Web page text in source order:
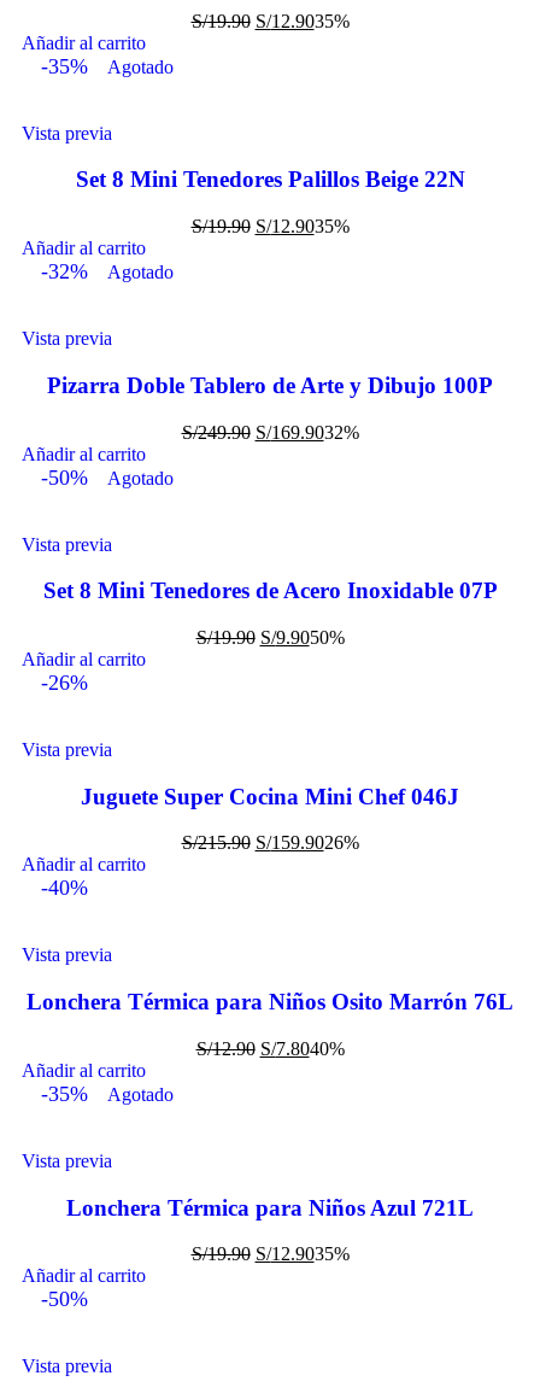
S/19.90 S/12.9035%
Añadir al carrito
-35% Agotado
Vista previa
Set 8 Mini Tenedores Palillos Beige 22N
S/19.90 S/12.9035%
Añadir al carrito
-32% Agotado
Vista previa
Pizarra Doble Tablero de Arte y Dibujo 100P
S/249.90 S/169.9032%
Añadir al carrito
-50% Agotado
Vista previa
Set 8 Mini Tenedores de Acero Inoxidable 07P
S/19.90 S/9.9050%
Añadir al carrito
-26%
Vista previa
Juguete Super Cocina Mini Chef 046J
S/215.90 S/159.9026%
Añadir al carrito
-40%
Vista previa
Lonchera Térmica para Niños Osito Marrón 76L
S/12.90 S/7.8040%
Añadir al carrito
-35% Agotado
Vista previa
Lonchera Térmica para Niños Azul 721L
S/19.90 S/12.9035%
Añadir al carrito
-50%
Vista previa